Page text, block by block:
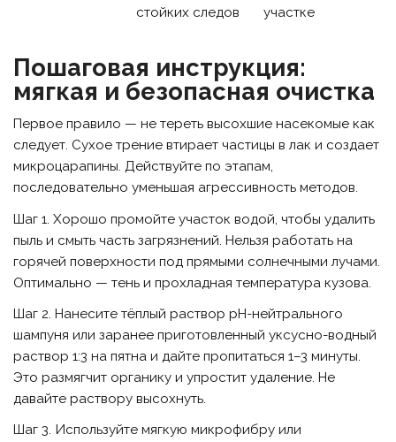
стойких следов
участке
Пошаговая инструкция:
мягкая и безопасная очистка
Первое правило — не тереть высохшие насекомые как
следует. Сухое трение втирает частицы в лак и создает
микроцарапины. Действуйте по этапам,
последовательно уменьшая агрессивность методов.
Шаг 1. Хорошо промойте участок водой, чтобы удалить
пыль и смыть часть загрязнений. Нельзя работать на
горячей поверхности под прямыми солнечными лучами.
Оптимально — тень и прохладная температура кузова.
Шаг 2. Нанесите тёплый раствор pH-нейтрального
шампуня или заранее приготовленный уксусно-водный
раствор 1:3 на пятна и дайте пропитаться 1–3 минуты.
Это размягчит органику и упростит удаление. Не
давайте раствору высохнуть.
Шаг 3. Используйте мягкую микрофибру или